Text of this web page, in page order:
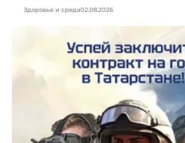
Здоровье и среда02.08.2026